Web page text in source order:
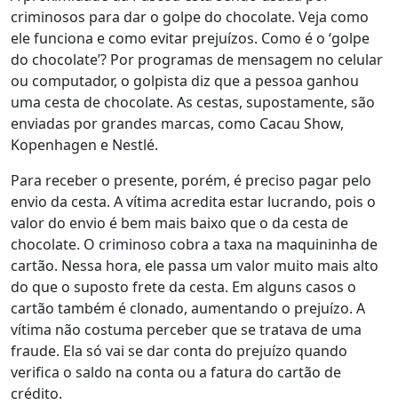
criminosos para dar o golpe do chocolate. Veja como
ele funciona e como evitar prejuízos. Como é o ‘golpe
do chocolate’? Por programas de mensagem no celular
ou computador, o golpista diz que a pessoa ganhou
uma cesta de chocolate. As cestas, supostamente, são
enviadas por grandes marcas, como Cacau Show,
Kopenhagen e Nestlé.
Para receber o presente, porém, é preciso pagar pelo
envio da cesta. A vítima acredita estar lucrando, pois o
valor do envio é bem mais baixo que o da cesta de
chocolate. O criminoso cobra a taxa na maquininha de
cartão. Nessa hora, ele passa um valor muito mais alto
do que o suposto frete da cesta. Em alguns casos o
cartão também é clonado, aumentando o prejuízo. A
vítima não costuma perceber que se tratava de uma
fraude. Ela só vai se dar conta do prejuízo quando
verifica o saldo na conta ou a fatura do cartão de
crédito.